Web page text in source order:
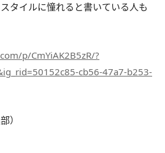
タイルに憧れると書いている人も
p/CmYiAK2B5zR/?
cb56-47a7-b253-
）